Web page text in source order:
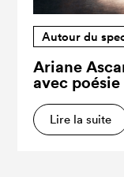
Autour du
Ariane
avec
Lire la suite